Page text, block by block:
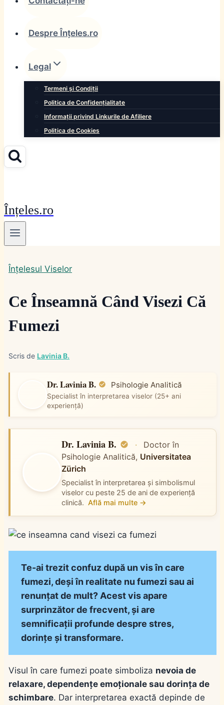
Despre Înțeles.ro
Legal
Termeni și Condiții
Politica de Confidențialitate
Informații privind Linkurile de Afiliere
Politica de Cookies
Înțeles.ro
Înțelesul Viselor
Ce Înseamnă Când Visezi Că
Fumezi
Scris de Lavinia B.
Dr. Lavinia B. Psihologie Analitică
Specialist în interpretarea viselor (25+ ani
experiență)
Dr. Lavinia B. ·
Doctor în
Psihologie Analitică, Universitatea
Zürich
Specialist în interpretarea și simbolismul
viselor cu peste 25 de ani de experiență
clinică. Află mai multe →
Te-ai trezit confuz după un vis în care
fumezi, deși în realitate nu fumezi sau ai
renunțat de mult? Acest vis apare
surprinzător de frecvent, și are
semnificații profunde despre stres,
dorințe și transformare.
Visul în care fumezi poate simboliza nevoia de
relaxare, dependențe emoționale sau dorința de
schimbare. Dar interpretarea exactă depinde de